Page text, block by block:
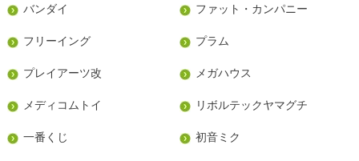
バンダイ ファット・カンパニー
フリーイング プラム
プレイアーツ改 メガハウス
メディコムトイ リボルテックヤマグチ
一番くじ 初音ミク